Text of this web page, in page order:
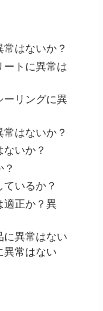
はないか？
ートに異常は
ーリングに異
はないか？
いか？
いるか？
適正か？異
に異常はない
異常はない